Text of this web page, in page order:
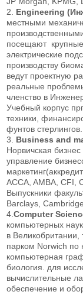
2. Engineering
местными
посещают крупные
электрические
производству
ведут проектную
реальные
членство в
Учебный корпус
техники,
фунтов стерлингов.
3. Business and
Норвичская
управление
ACCA, AMBA, CFI,
Выпускники
Barclays,
4. Computer
компьютерных
в Великобритании,
парком Norwich по
компьютерная
биология. для
вычислительные
обеспечение и